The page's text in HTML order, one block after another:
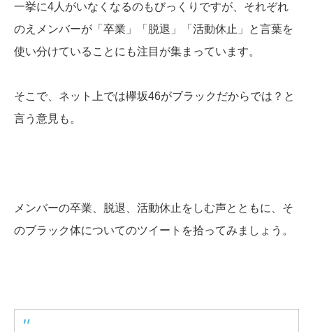
一挙に4人がいなくなるのもびっくりですが、それぞれ
のえメンバーが「卒業」「脱退」「活動休止」と言葉を
使い分けていることにも注目が集まっています。
そこで、ネット上では欅坂46がブラックだからでは？と
言う意見も。
メンバーの卒業、脱退、活動休止をしむ声とともに、そ
のブラック体についてのツイートを拾ってみましょう。